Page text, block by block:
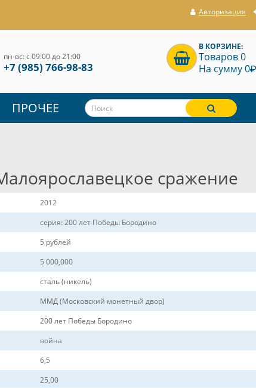
Авторизация
пн-вс: с 09:00 до 21:00
+7 (985) 766-98-83
В КОРЗИНЕ:
Товаров 0
На сумму 0P
ПРОЧЕЕ
сражение
2012
серия: 200 лет Победы Бородино
5 рублей
5 000,000
сталь (никель)
ММД (Московский монетный двор)
200 лет Победы Бородино
война
6,5
25,00